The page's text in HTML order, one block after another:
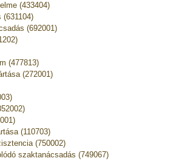
(433404)
(692001)
(477813)
(272001)
(110703)
(750002)
szaktanácsadás (749067)